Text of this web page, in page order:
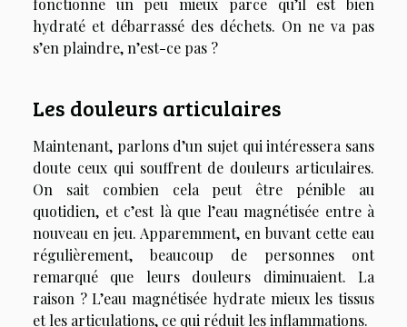
fonctionne un peu mieux parce qu’il est bien
hydraté et débarrassé des déchets. On ne va pas
s’en plaindre, n’est-ce pas ?
Les douleurs articulaires
Maintenant, parlons d’un sujet qui intéressera sans
doute ceux qui souffrent de douleurs articulaires.
On sait combien cela peut être pénible au
quotidien, et c’est là que l’eau magnétisée entre à
nouveau en jeu. Apparemment, en buvant cette eau
régulièrement, beaucoup de personnes ont
remarqué que leurs douleurs diminuaient. La
raison ? L’eau magnétisée hydrate mieux les tissus
et les articulations, ce qui réduit les inflammations.